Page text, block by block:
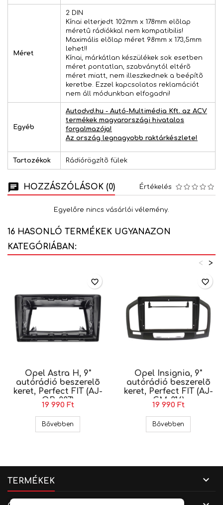
Méret
2 DIN
Kínai elterjedt 102mm x 178mm elõlap
méretû rádiókkal nem kompatibilis!
Maximális elõlap méret 98mm x 173,5mm
lehet!!
Kínai, márkátlan készülékek sok esetben
méret pontatlan, szabványtól eltérõ
méret miatt, nem illeszkednek a beépítõ
keretbe. Ezzel kapcsolatos reklamációt
nem áll módunkban elfogadni!
Egyéb
Autodvd.hu - Autó-Multimédia Kft. az ACV
termékek magyarországi hivatalos
forgalmazója!
Az ország legnagyobb raktárkészlete!
Tartozékok Rádiórögzítõ fülek
HOZZÁSZÓLÁSOK (0) Értékelés
Egyelőre nincs vásárlói vélemény.
16 HASONLÓ TERMÉKEK UGYANAZON
KATEGÓRIÁBAN:
>
<
Opel Astra H, 9"
autórádió beszerelõ
keret, Perfect FIT (AJ-
OB-007)
19 990 Ft
Bővebben Opel Astra H, 9" autórádió beszerelõ keret,
favorite_border
Opel Insignia, 9"
autórádió beszerelõ
keret, Perfect FIT (AJ-
GM-016)
19 990 Ft
Bővebben
favorite_border
TERMÉKEK 